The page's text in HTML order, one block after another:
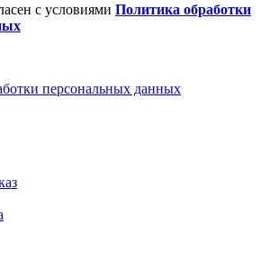
с условиями Политика обработки
персональных данных